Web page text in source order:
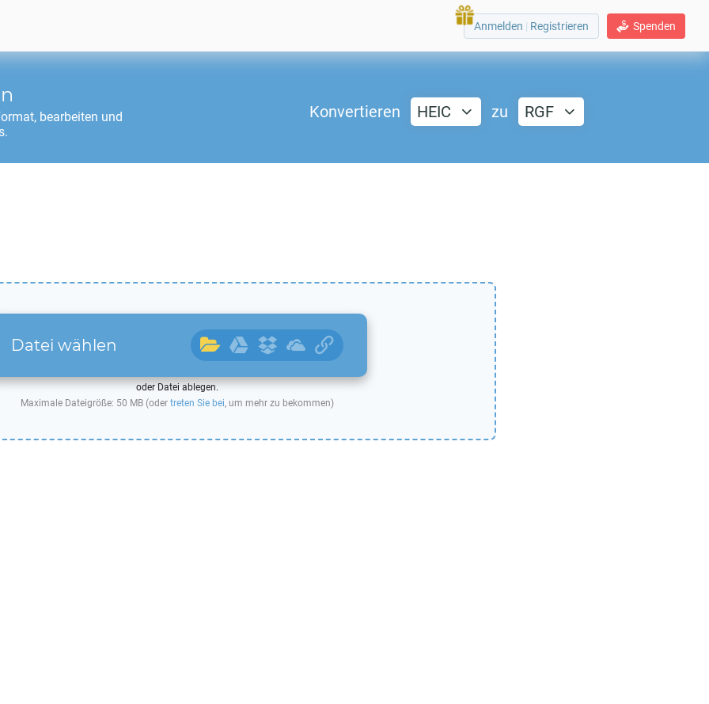
Spenden
Anmelden | Registrieren
bearbeiten und
Konvertieren HEIC zu RGF
Datei wählen
oder Datei ablegen.
Maximale Dateigröße: 50 MB (oder treten Sie bei, um mehr zu bekommen)